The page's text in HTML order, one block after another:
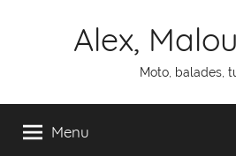
Alex,
Moto, balades,
Menu